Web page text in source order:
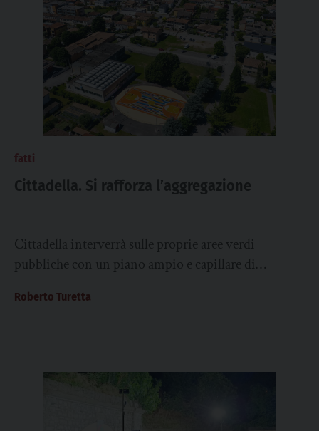
fatti
Cittadella. Si rafforza l’aggregazione
Cittadella interverrà sulle proprie aree verdi
pubbliche con un piano ampio e capillare di
Secondo una nota ufficiale...
Roberto Turetta